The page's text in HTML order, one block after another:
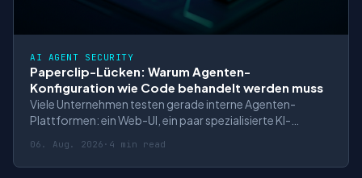
AI AGENT SECURITY
Paperclip-Lücken: Warum Agenten-
Konfiguration wie Code behandelt werden muss
Viele Unternehmen testen gerade interne Agenten-
Plattformen: ein Web-UI, ein paar spezialisierte KI-
Kommandos oder interne APIs. Das Praxisproblem ist
nicht mehr nur, ob das Modell eine falsche Antwort gibt.
06. Aug. 2026 · 4 min read